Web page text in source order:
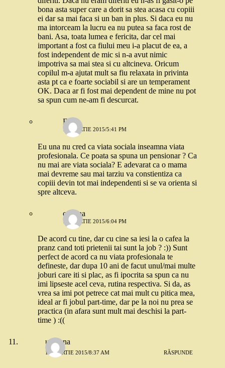
bona asta super care a dorit sa stea acasa cu copiii
ei dar sa mai faca si un ban in plus. Si daca eu nu
ma intorceam la lucru ea nu putea sa faca rost de
bani. Asa, toata lumea e fericita, dar cel mai
important a fost ca fiului meu i-a placut de ea, a
fost independent de mic si n-a avut nimic
impotriva sa mai stea si cu altcineva. Oricum
copilul m-a ajutat mult sa fiu relaxata in privinta
asta pt ca e foarte sociabil si are un temperament
OK. Daca ar fi fost mai dependent de mine nu pot
sa spun cum ne-am fi descurcat.
Ema
13 MARTIE 2015/5:41 PM
Eu una nu cred ca viata sociala inseamna viata
profesionala. Ce poata sa spuna un pensionar ? Ca
nu mai are viata sociala? E adevarat ca o mama
mai devreme sau mai tarziu va constientiza ca
copiii devin tot mai independenti si se va orienta si
spre altceva.
cristina
13 MARTIE 2015/6:04 PM
De acord cu tine, dar cu cine sa iesi la o cafea la
pranz cand toti prietenii tai sunt la job ? :)) Sunt
perfect de acord ca nu viata profesionala te
defineste, dar dupa 10 ani de facut unul/mai multe
joburi care iti si plac, as fi ipocrita sa spun ca nu
imi lipseste acel ceva, rutina respectiva. Si da, as
vrea sa imi pot petrece cat mai mult cu pitica mea,
ideal ar fi jobul part-time, dar pe la noi nu prea se
practica (in afara sunt mult mai deschisi la part-
time ) :((
unniana
13 MARTIE 2015/8:37 AM RĂSPUNDE